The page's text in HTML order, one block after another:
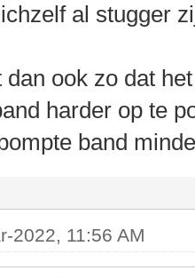
al stugger
dan ook zo dat
harder op te
band
2022, 11:56 AM